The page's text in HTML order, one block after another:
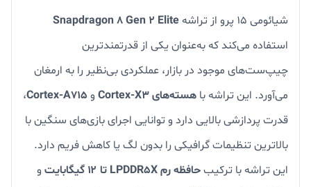
شیائومی ۱۵ پرو از تراشه
Snapdragon 8 Gen 2 Elite
استفاده می‌کند که به‌عنوان یکی از قدرتمندترین
چیپ‌ست‌های موجود در بازار، عملکردی بی‌نظیر را به ارمغان
می‌آورد. این تراشه با هسته‌های Cortex-X3 و Cortex-A715،
قدرت پردازشی بالایی دارد و توانایی اجرای بازی‌های سنگین با
بالاترین تنظیمات گرافیکی را بدون لگ یا کاهش فریم دارد.
این تراشه با ترکیبحافظه رم LPDDR5X تا ۱۲ گیگابایت
و